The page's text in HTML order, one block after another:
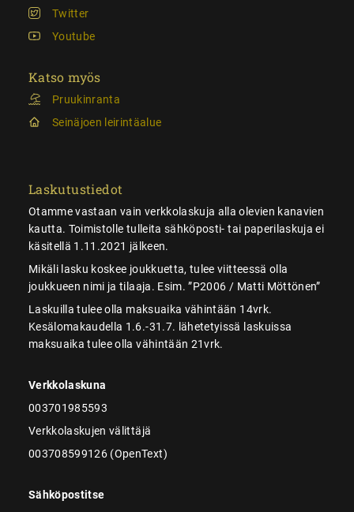
Twitter
Youtube
Katso myös
Pruukinranta
Seinäjoen leirintäalue
Laskutustiedot
Otamme vastaan vain verkkolaskuja alla olevien kanavien
kautta. Toimistolle tulleita sähköposti- tai paperilaskuja ei
käsitellä 1.11.2021 jälkeen.
Mikäli lasku koskee joukkuetta, tulee viitteessä olla
joukkueen nimi ja tilaaja. Esim. ”P2006 / Matti Möttönen”
Laskuilla tulee olla maksuaika vähintään 14vrk.
Kesälomakaudella 1.6.-31.7. lähetetyissä laskuissa
maksuaika tulee olla vähintään 21vrk.
Verkkolaskuna
003701985593
Verkkolaskujen välittäjä
003708599126 (OpenText)
Sähköpostitse